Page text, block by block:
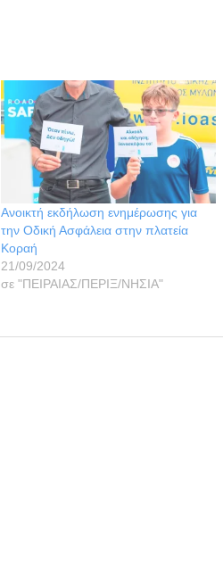
Ανοικτή εκδήλωση ενημέρωσης για
την Οδική Ασφάλεια στην πλατεία
Κοραή
21/09/2024
σε "ΠΕΙΡΑΙΑΣ/ΠΕΡΙΞ/ΝΗΣΙΑ"